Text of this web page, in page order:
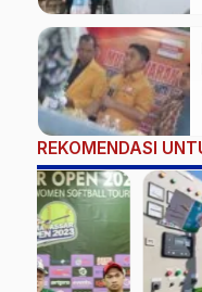
REKOMENDASI